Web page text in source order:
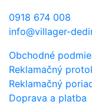
0918 674 008
info@villager-
Obchodné
Reklamačný
Reklamačný
Doprava a platba